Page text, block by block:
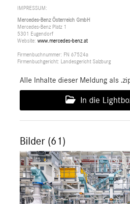
IMPRESSUM:
Mercedes-Benz Österreich GmbH
Mercedes-Benz Platz 1
5301 Eugendorf
Website: www.mercedes-benz.at
Firmenbuchnummer: FN 67524a
Firmenbuchgericht: Landesgericht Salzburg
Alle Inhalte dieser Meldung als
In die
Bilder (61)